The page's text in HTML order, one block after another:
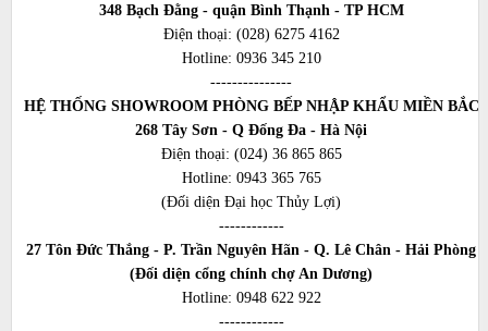
348 Bạch Đằng - quận Bình Thạnh - TP HCM
Điện thoại: (028) 6275 4162
Hotline: 0936 345 210
---------------
HỆ THỐNG SHOWROOM PHÒNG BẾP NHẬP KHẨU MIỀN BẮC
268 Tây Sơn - Q Đống Đa - Hà Nội
Điện thoại: (024) 36 865 865
Hotline: 0943 365 765
(Đối diện Đại học Thủy Lợi)
------------
27 Tôn Đức Thắng - P. Trần Nguyên Hãn - Q. Lê Chân - Hải Phòng
(Đối diện cổng chính chợ An Dương)
Hotline: 0948 622 922
------------